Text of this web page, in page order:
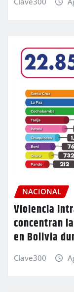
NACIONAL
Violencia
concentran
en Bolivia
Clave300